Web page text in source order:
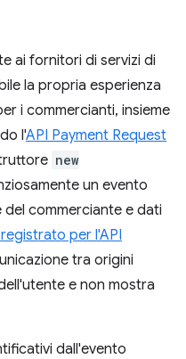
ai fornitori di servizi di
la propria esperienza
i commercianti, insieme
l'API Payment Request
new
un evento
del commerciante e dati
per l'API
tra origini
e non mostra
dall'evento